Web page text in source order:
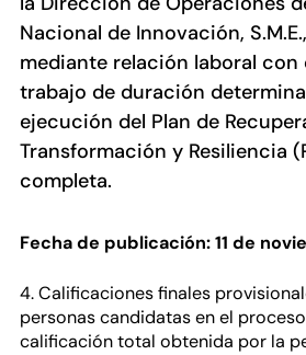
Nacional de Innovación,
mediante relación laboral
trabajo de duración
ejecución del Plan de
Transformación y Resiliencia
completa.
Fecha de publicación: 11 de
4. Calificaciones finales
personas candidatas en el
calificación total obtenida por la